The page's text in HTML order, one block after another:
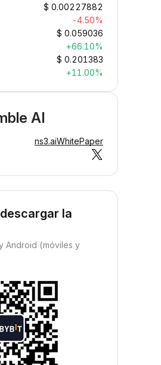
$ 0.00227882
-4.50%
$ 0.059036
+66.10%
$ 0.201383
+11.00%
AI
ns3.aiWhitePaper
la
Android (móviles y